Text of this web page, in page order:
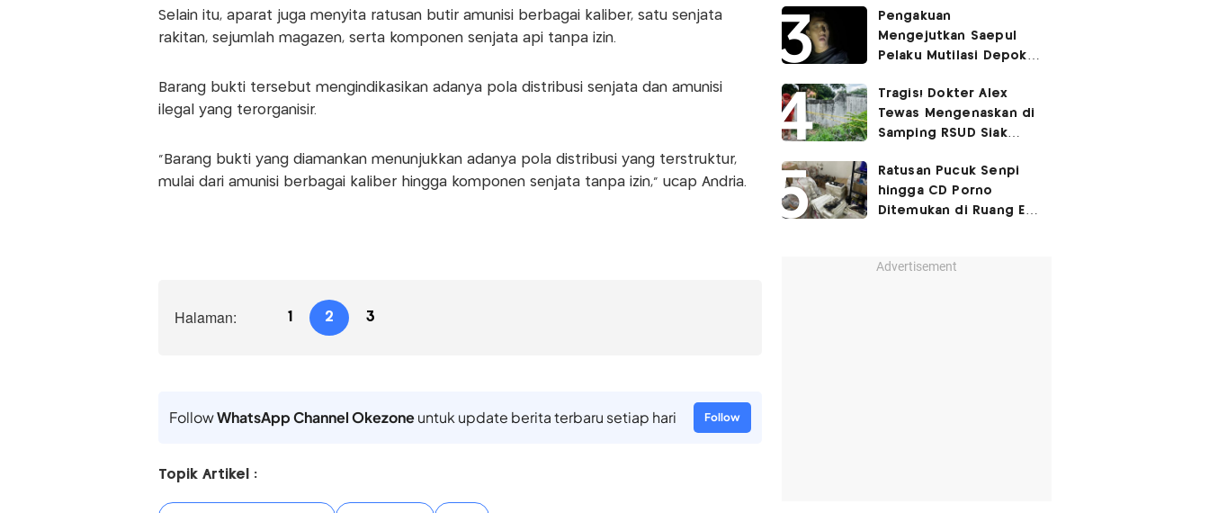
Selain itu, aparat juga menyita ratusan butir amunisi berbagai kaliber, satu senjata
rakitan, sejumlah magazen, serta komponen senjata api tanpa izin.
Barang bukti tersebut mengindikasikan adanya pola distribusi senjata dan amunisi
ilegal yang terorganisir.
“Barang bukti yang diamankan menunjukkan adanya pola distribusi yang terstruktur,
mulai dari amunisi berbagai kaliber hingga komponen senjata tanpa izin,” ucap Andria.
Halaman: 1 2 3
FollowWhatsApp Channel Okezoneuntuk update berita terbaru setiap hari Follow
Topik Artikel :
Pengakuan
Mengejutkan Saepul
Pelaku Mutilasi Depok:
Korban di Kontrakan
Tragis! Dokter Alex
Tewas Mengenaskan di
Samping RSUD Siak
Rocuronium
Ratusan Pucuk Senpi
hingga CD Porno
Ditemukan di Ruang Eks
Advertisement